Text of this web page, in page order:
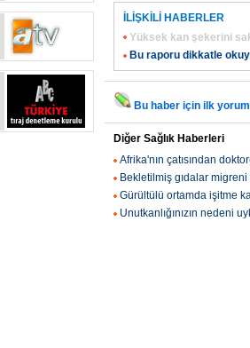
İLİŞKİLİ HABERLER
Yüksek kan şekerini
Bu raporu dikkatle
Bu haber için ilk
Diğer Sağlık Haberleri
Afrika'nın çatısından
Bekletilmiş gıdalar
Gürültülü ortamda işitme
Unutkanlığınızın nedeni